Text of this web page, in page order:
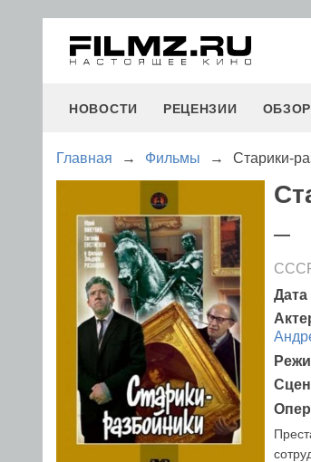
НОВОСТИ РЕЦЕНЗИИ
Главная → Фильмы → Старики-
—